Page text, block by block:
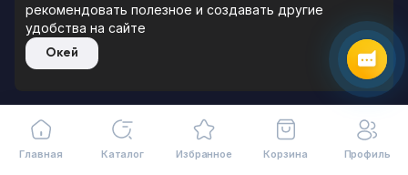
Главная Каталог Избранное Корзина Профиль
Продажа офисной мебели.
Все права защищены.
рекомендовать полезное и создавать другие
удобства на сайте
Окей